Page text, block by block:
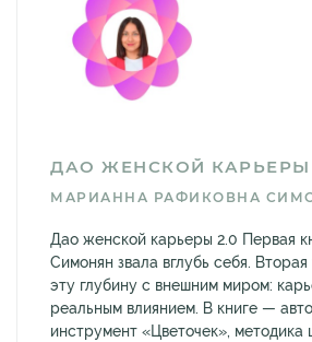
ДАО ЖЕНСКОЙ КАРЬЕРЫ
МАРИАННА РАФИКОВНА
Дао женской карьеры 2.0 Первая
Симонян звала вглубь себя. Вторая
эту глубину с внешним миром:
реальным влиянием. В книге —
инструмент «Цветочек», методика